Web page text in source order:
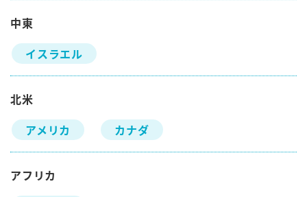
中東
イスラエル
北米
アメリカ
カナダ
アフリカ